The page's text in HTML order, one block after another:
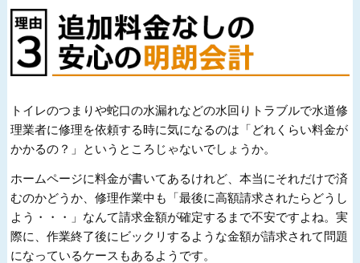
トイレのつまりや蛇口の水漏れなどの水回りトラブルで水道修
理業者に修理を依頼する時に気になるのは「どれくらい料金が
かかるの？」というところじゃないでしょうか。
ホームページに料金が書いてあるけれど、本当にそれだけで済
むのかどうか、修理作業中も「最後に高額請求されたらどうし
よう・・・」なんて請求金額が確定するまで不安ですよね。実
際に、作業終了後にビックリするような金額が請求されて問題
になっているケースもあるようです。